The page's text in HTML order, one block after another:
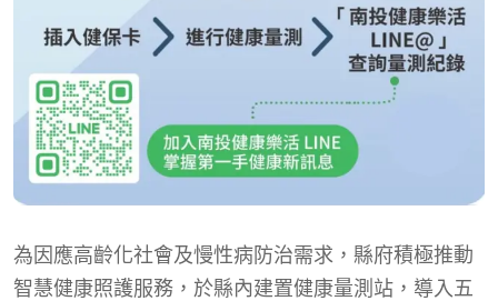
為因應高齡化社會及慢性病防治需求，縣府積極推動
智慧健康照護服務，於縣內建置健康量測站，導入五